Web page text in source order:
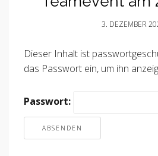
3. DEZEMBER
Dieser Inhalt ist
das Passwort ein, um ihn
Passwort: